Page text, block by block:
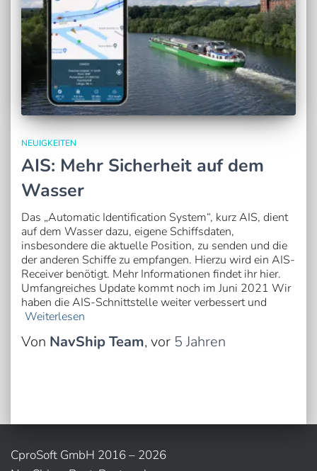
NEUIGKEITEN
AIS: Mehr Sicherheit auf dem
Wasser
Das „Automatic Identification System“, kurz AIS, dient
auf dem Wasser dazu, eigene Schiffsdaten,
insbesondere die aktuelle Position, zu senden und die
der anderen Schiffe zu empfangen. Hierzu wird ein AIS-
Receiver benötigt. Mehr Informationen findet ihr hier.
Umfangreiches Update kommt noch im Juni 2021 Wir
haben die AIS-Schnittstelle weiter verbessert und
Weiterlesen
Von NavShip Team, vor 5 Jahren
CproSoft GmbH 2016 – 2026